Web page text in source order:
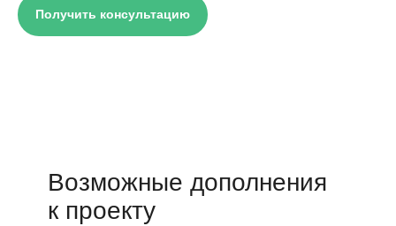
Получить консультацию
Возможные дополнения
к проекту